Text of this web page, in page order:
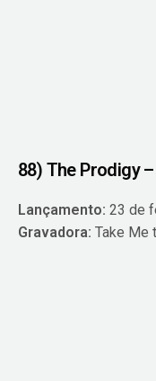
88) The Prodigy
Lançamento: 23 de
Gravadora: Take Me